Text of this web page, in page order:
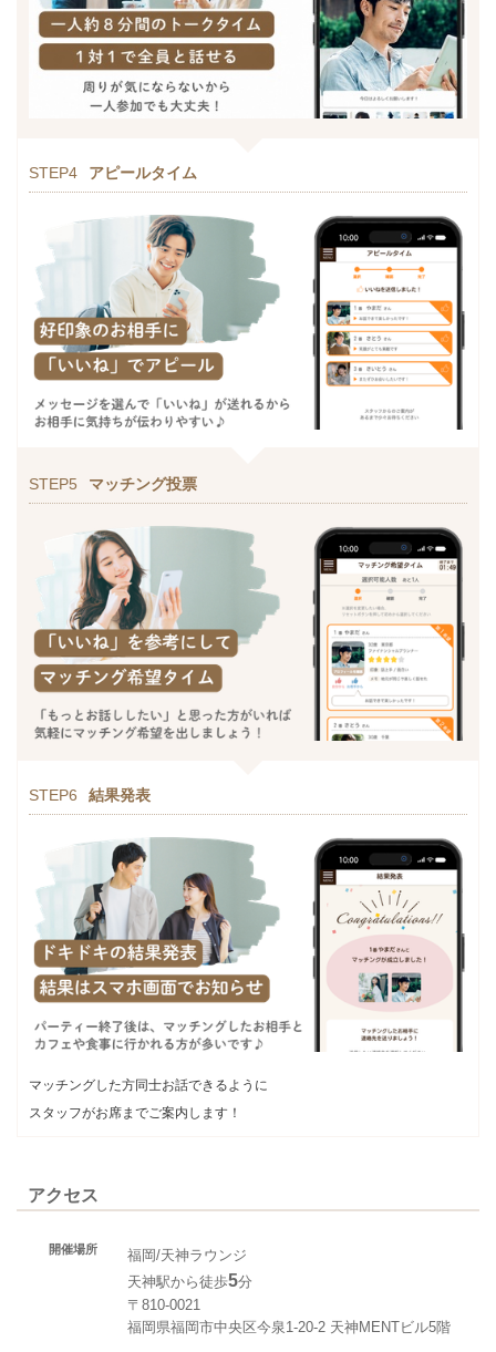
STEP4 アピールタイム
STEP5 マッチング投票
STEP6 結果発表
マッチングした方同士お話できるように
スタッフがお席までご案内します！
アクセス
開催場所
福岡/天神ラウンジ
天神駅から徒歩5分
〒810-0021
福岡県福岡市中央区今泉1-20-2 天神MENTビル5階